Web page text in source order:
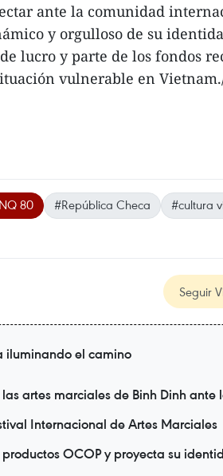
ante la comunidad
y orgulloso de su
lucro y parte de los fondos
vulnerable en
80 #República Checa #cultura
Seguir
iluminando el camino
artes marciales de Binh Dinh ante
Internacional de Artes Marciales
productos OCOP y proyecta su